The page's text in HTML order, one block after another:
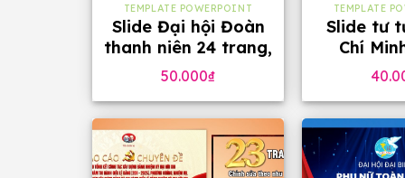
TEMPLATE POWERPOINT
Slide Đại hội Đoàn
thanh niên 24 trang,
tặng phông chữ
50.000₫
TEMPLATE
Slide tư
Chí
phông